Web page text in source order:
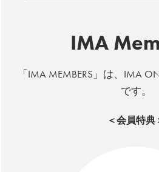
IMA
「IMA MEMBERS」は、IMA
です。
＜会員特典